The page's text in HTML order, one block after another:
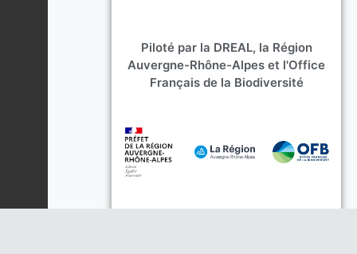
Piloté par la DREAL, la Région
Auvergne-Rhône-Alpes et l'Office
Français de la Biodiversité